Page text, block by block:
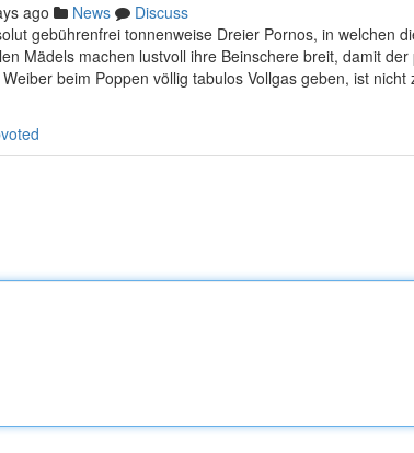
ago News
Discuss
gebührenfrei tonnenweise Dreier Pornos, in welchen
Mädels machen lustvoll ihre Beinschere breit, damit
beim Poppen völlig tabulos Vollgas geben, ist